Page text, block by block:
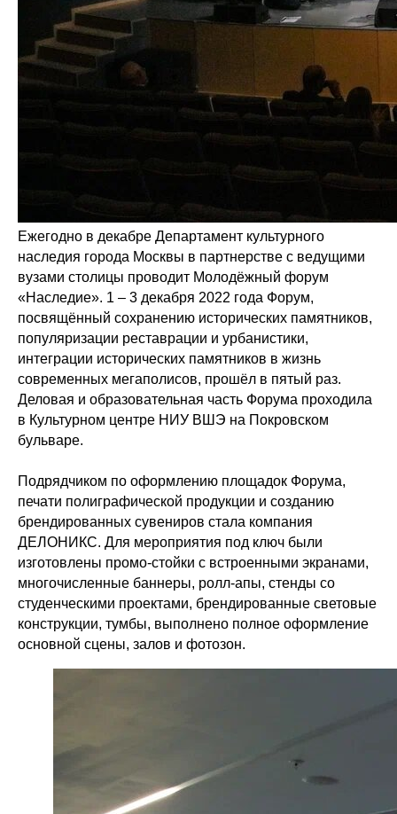
Ежегодно в декабре Департамент культурного
наследия города Москвы в партнерстве с ведущими
вузами столицы проводит Молодёжный форум
«Наследие». 1 – 3 декабря 2022 года Форум,
посвящённый сохранению исторических памятников,
популяризации реставрации и урбанистики,
интеграции исторических памятников в жизнь
современных мегаполисов, прошёл в пятый раз.
Деловая и образовательная часть Форума проходила
в Культурном центре НИУ ВШЭ на Покровском
бульваре.
Подрядчиком по оформлению площадок Форума,
печати полиграфической продукции и созданию
брендированных сувениров стала компания
ДЕЛОНИКС. Для мероприятия под ключ были
изготовлены промо-стойки с встроенными экранами,
многочисленные баннеры, ролл-апы, стенды со
студенческими проектами, брендированные световые
конструкции, тумбы, выполнено полное оформление
основной сцены, залов и фотозон.